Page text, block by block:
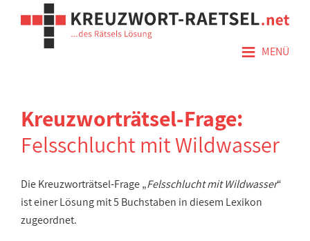
≡ MENÜ
Kreuzworträtsel-Frage:
Felsschlucht mit Wildwasser
Die Kreuzworträtsel-Frage „Felsschlucht mit Wildwasser“
ist einer Lösung mit 5 Buchstaben in diesem Lexikon
zugeordnet.